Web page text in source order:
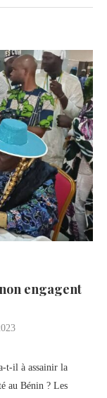
engagent
t-il à assainir la
au Bénin ? Les